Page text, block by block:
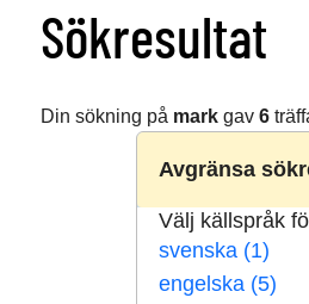
Sökresultat
Din sökning på markgav 6
Avgränsa
Välj källspråk
svenska (1)
engelska (5)